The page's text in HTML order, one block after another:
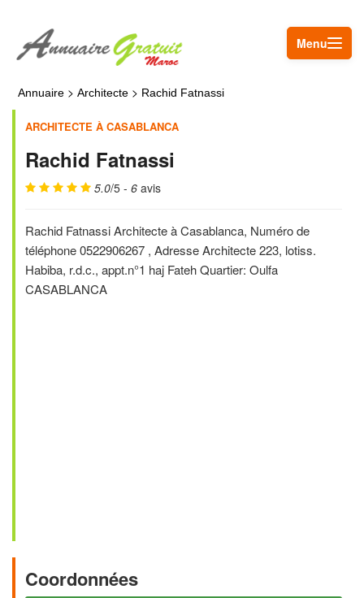
Menu
Annuaire > Architecte > Rachid Fatnassi
ARCHITECTE À CASABLANCA
Rachid Fatnassi
5.0/5 - 6 avis
Rachid Fatnassi Architecte à Casablanca, Numéro de
téléphone 0522906267 , Adresse Architecte 223, lotiss.
Habiba, r.d.c., appt.n°1 haj Fateh Quartier: Oulfa
CASABLANCA
Coordonnées